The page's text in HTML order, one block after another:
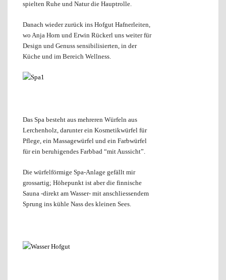
spielten Ruhe und Natur die Hauptrolle.
Danach wieder zurück ins Hofgut Hafnerleiten,
wo Anja Horn und Erwin Rückerl uns weiter für
Design und Genuss sensibilisierten, in der
Küche und im Bereich Wellness.
Das Spa besteht aus mehreren Würfeln aus
Lerchenholz, darunter ein Kosmetikwürfel für
Pflege, ein Massagewürfel und ein Farbwürfel
für ein beruhigendes Farbbad “mit Aussicht”.
Die würfelförmige Spa-Anlage gefällt mir
grossartig; Höhepunkt ist aber die finnische
Sauna -direkt am Wasser- mit anschliessendem
Sprung ins kühle Nass des kleinen Sees.